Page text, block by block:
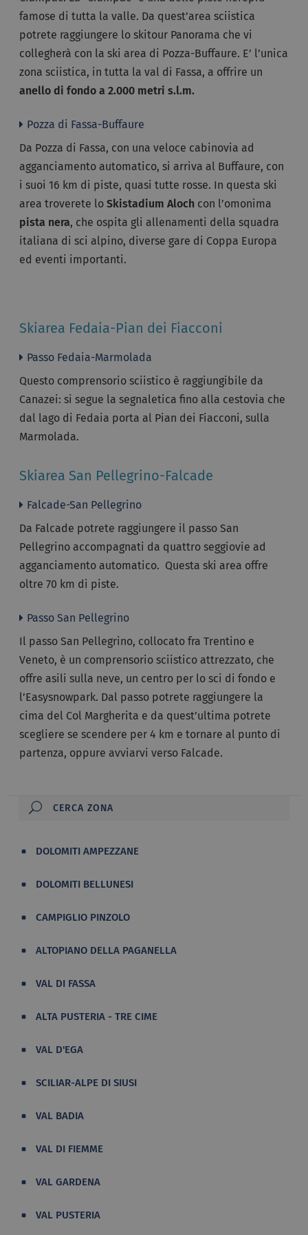
famose di tutta la valle. Da quest’area sciistica
potrete raggiungere lo skitour Panorama che vi
collegherà con la ski area di Pozza-Buffaure. E’ l’unica
zona sciistica, in tutta la val di Fassa, a offrire un
anello di fondo a 2.000 metri s.l.m.
Pozza di Fassa-Buffaure
Da Pozza di Fassa, con una veloce cabinovia ad
agganciamento automatico, si arriva al Buffaure, con
i suoi 16 km di piste, quasi tutte rosse. In questa ski
area troverete lo Skistadium Aloch con l’omonima
pista nera, che ospita gli allenamenti della squadra
italiana di sci alpino, diverse gare di Coppa Europa
ed eventi importanti.
Skiarea Fedaia-Pian dei Fiacconi
Passo Fedaia-Marmolada
Questo comprensorio sciistico è raggiungibile da
Canazei: si segue la segnaletica fino alla cestovia che
dal lago di Fedaia porta al Pian dei Fiacconi, sulla
Marmolada.
Skiarea San Pellegrino-Falcade
Falcade-San Pellegrino
Da Falcade potrete raggiungere il passo San
Pellegrino accompagnati da quattro seggiovie ad
agganciamento automatico. Questa ski area offre
oltre 70 km di piste.
Passo San Pellegrino
Il passo San Pellegrino, collocato fra Trentino e
Veneto, è un comprensorio sciistico attrezzato, che
offre asili sulla neve, un centro per lo sci di fondo e
l’Easysnowpark. Dal passo potrete raggiungere la
cima del Col Margherita e da quest’ultima potrete
scegliere se scendere per 4 km e tornare al punto di
partenza, oppure avviarvi verso Falcade.
DOLOMITI AMPEZZANE
DOLOMITI BELLUNESI
CAMPIGLIO PINZOLO
ALTOPIANO DELLA PAGANELLA
VAL DI FASSA
ALTA PUSTERIA - TRE CIME
VAL D'EGA
SCILIAR-ALPE DI SIUSI
VAL BADIA
VAL DI FIEMME
VAL GARDENA
VAL PUSTERIA